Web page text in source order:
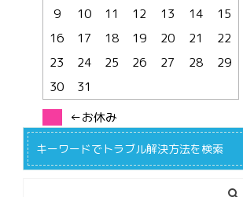
9
10 11 12 13 14
15
16
17 18 19 20 21
22
23
24 25 26 27 28
29
30
31
←お休み
キーワードでトラブル解決方法を検索